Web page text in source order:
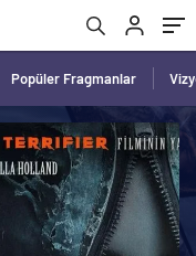
Popüler Fragmanlar